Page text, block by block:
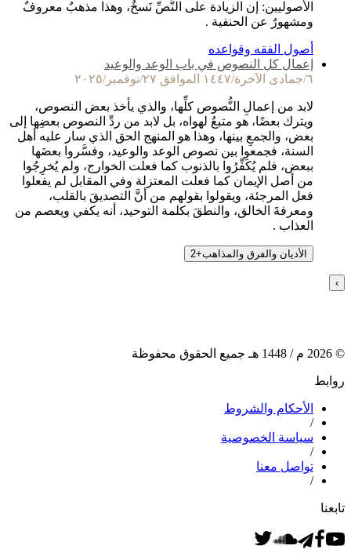
الأصوليين: إن الزيادة على النَّصِّ نَسخٌ، وهذا مذهبٌ معروفٌ
ومشهورٌ عن الحنفية .
أصول الفقه وقواعده
إعمال كل النصوص في باب الوعد والوعيد
٦/جمادى الآخرة/١٤٤٧ الموافق ٢٧/نوفمبر/٢٠٢٥
لابد من إعمالِ النُّصوص كلِّها، والذي يأخذ بعض النصوص،
ويترك بعضًا، هو متبعٌ لهواه، بل لابد من ردِّ النصوص بعضِها إلى
بعض، والجمعِ بينها، وهذا هو المنهج الحق الذي سار عليه أهل
السنة، فجمعوا بين نصوص الوعد والوعيد، وفسَّروا بعضَها
ببعض، فلم يُكَفِّرُوا بالذنوب كما فعلت الخوارج، ولم يُخرِجُوا
من أصل الإيمان كما فعلت المعتزلة وفي المقابل لم يفعلوا
فعل المرجئة، ويقولوا بقولهم من أنَّ التصديقَ بالقلب،
ومعرفةَ الخالق، والنطقَ بكلمة التوحيد، أنه يكفي ويعصم من
العذاب .
الأديان والفرق والمذاهب+
2
›
©
2026 م / 1448 هـ جميع الحقوق محفوظة
روابط
الأحكام والشروط
/
سياسة الخصوصية
/
تواصل معنا
/
تابعنا